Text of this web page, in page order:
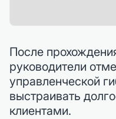
После
руководители
управленческой
выстраивать
клиентами.